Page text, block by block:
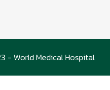
- World Medical Hospital